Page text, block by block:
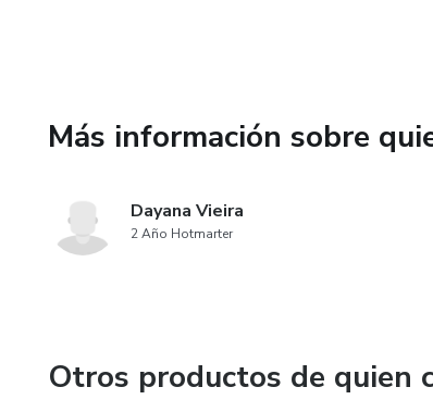
Más información sobre
Dayana Vieira
2 Año Hotmarter
Otros productos de quien